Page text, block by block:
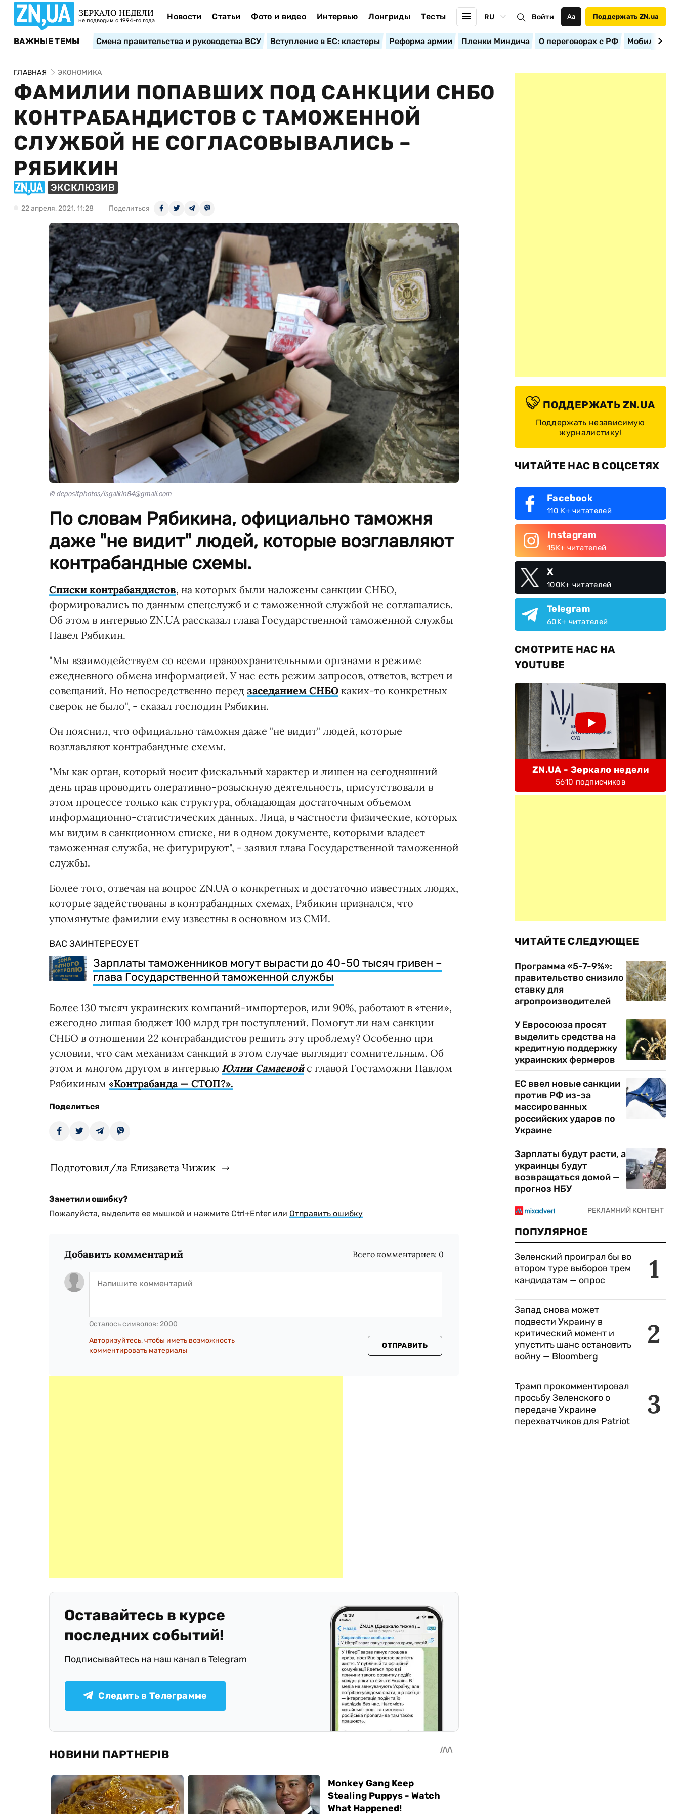
ЗЕРКАЛО НЕДЕЛИ
не подводим с 1994-го года Новости Статьи Фото и видео Интервью Лонгриды Тесты RU Войти Аа Поддержать ZN.ua
ВАЖНЫЕ ТЕМЫ Смена правительства и руководства ВСУ Вступление в ЕС: кластеры Реформа армии Пленки Миндича О переговорах с РФ
ГЛАВНАЯ ЭКОНОМИКА
ФАМИЛИИ ПОПАВШИХ ПОД САНКЦИИ СНБО
КОНТРАБАНДИСТОВ С ТАМОЖЕННОЙ
СЛУЖБОЙ НЕ СОГЛАСОВЫВАЛИСЬ –
РЯБИКИН
ЭКСКЛЮЗИВ
22 апреля, 2021, 11:28 Поделиться
© depositphotos/isgalkin84@gmail.com
По словам Рябикина, официально таможня
даже "не видит" людей, которые возглавляют
контрабандные схемы.
Списки контрабандистов, на которых были наложены санкции СНБО,
формировались по данным спецслужб и с таможенной службой не соглашались.
Об этом в интервью ZN.UA рассказал глава Государственной таможенной службы
Павел Рябикин.
"Мы взаимодействуем со всеми правоохранительными органами в режиме
ежедневного обмена информацией. У нас есть режим запросов, ответов, встреч и
совещаний. Но непосредственно перед заседанием СНБО каких-то конкретных
сверок не было", - сказал господин Рябикин.
Он пояснил, что официально таможня даже "не видит" людей, которые
возглавляют контрабандные схемы.
"Мы как орган, который носит фискальный характер и лишен на сегодняшний
день прав проводить оперативно-розыскную деятельность, присутствовали в
этом процессе только как структура, обладающая достаточным объемом
информационно-статистических данных. Лица, в частности физические, которых
мы видим в санкционном списке, ни в одном документе, которыми владеет
таможенная служба, не фигурируют", - заявил глава Государственной таможенной
службы.
Более того, отвечая на вопрос ZN.UA о конкретных и достаточно известных людях,
которые задействованы в контрабандных схемах, Рябикин признался, что
упомянутые фамилии ему известны в основном из СМИ.
ВАС ЗАИНТЕРЕСУЕТ
Зарплаты таможенников могут вырасти до 40-50 тысяч гривен –
глава Государственной таможенной службы
Более 130 тысяч украинских компаний-импортеров, или 90%, работают в «тени»,
ежегодно лишая бюджет 100 млрд грн поступлений. Помогут ли нам санкции
СНБО в отношении 22 контрабандистов решить эту проблему? Особенно при
условии, что сам механизм санкций в этом случае выглядит сомнительным. Об
этом и многом другом в интервью Юлии Самаевойс главой Гостаможни Павлом
Рябикиным «Контрабанда — СТОП?».
Поделиться
Подготовил/ла Елизавета Чижик
Заметили ошибку?
Пожалуйста, выделите ее мышкой и нажмите Ctrl+Enter или Отправить ошибку
Добавить комментарий Всего комментариев: 0
Осталось символов: 2000
Авторизуйтесь, чтобы иметь возможность
комментировать материалы
ОТПРАВИТЬ
Оставайтесь в курсе
последних событий!
Подписывайтесь на наш канал в Telegram
Следить в Телеграмме
ПОДДЕРЖАТЬ ZN.UA
Поддержать независимую
журналистику!
ЧИТАЙТЕ НАС В СОЦСЕТЯХ
Facebook
110 K+ читателей
Instagram
15K+ читателей
X
100K+ читателей
Telegram
60K+ читателей
СМОТРИТЕ НАС НА
YOUTUBE
ZN.UA - Зеркало недели
5610 подписчиков
ЧИТАЙТЕ СЛЕДУЮЩЕЕ
Программа «5-7-9%»:
правительство снизило
ставку для
агропроизводителей
У Евросоюза просят
выделить средства на
кредитную поддержку
украинских фермеров
ЕС ввел новые санкции
против РФ из-за
массированных
российских ударов по
Украине
Зарплаты будут расти, а
украинцы будут
возвращаться домой —
прогноз НБУ
ПОПУЛЯРНОЕ
1
Зеленский проиграл бы во
втором туре выборов трем
кандидатам — опрос
2
Запад снова может
подвести Украину в
критический момент и
упустить шанс остановить
войну — Bloomberg
3
Трамп прокомментировал
просьбу Зеленского о
передаче Украине
перехватчиков для Patriot